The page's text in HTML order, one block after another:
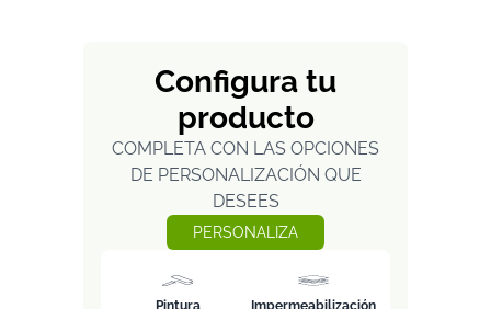
Configura tu
producto
COMPLETA CON LAS OPCIONES
DE PERSONALIZACIÓN QUE
DESEES
PERSONALIZA
Pintura
Impermeabilización